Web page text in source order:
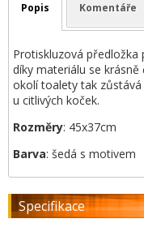
Popis Komentáře
Protiskluzová předložka
díky materiálu se
okolí toalety tak
u citlivých koček.
Rozměry: 45x37cm
Barva: šedá s motivem
Specifikace